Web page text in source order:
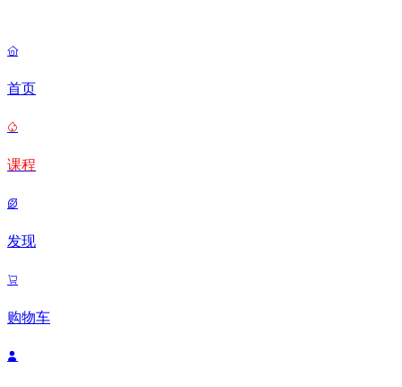

首页

课程

发现

购物车
